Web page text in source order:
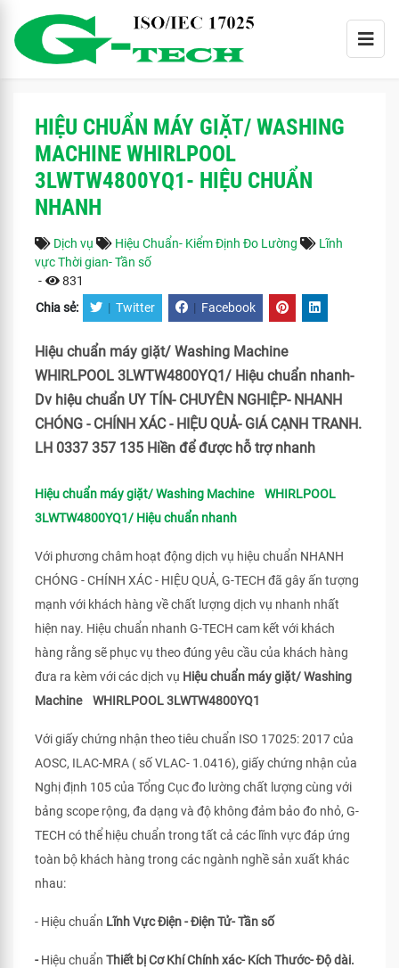
HIỆU CHUẨN MÁY GIẶT/ WASHING
MACHINE WHIRLPOOL
3LWTW4800YQ1- HIỆU CHUẨN
NHANH
Dịch vụ Hiệu Chuẩn- Kiểm Định Đo Lường
Lĩnh
vực Thời gian- Tần số
-
831
Chia sẻ: | Twitter | Facebook
Hiệu chuẩn máy giặt/ Washing Machine
WHIRLPOOL 3LWTW4800YQ1/ Hiệu chuẩn nhanh-
Dv hiệu chuẩn UY TÍN- CHUYÊN NGHIỆP- NHANH
CHÓNG - CHÍNH XÁC - HIỆU QUẢ- GIÁ CẠNH TRANH.
LH 0337 357 135 Hiền để được hỗ trợ nhanh
Hiệu chuẩn máy giặt/ Washing Machine WHIRLPOOL
3LWTW4800YQ1/ Hiệu chuẩn nhanh
Với phương châm hoạt động dịch vụ hiệu chuẩn NHANH
CHÓNG - CHÍNH XÁC - HIỆU QUẢ, G-TECH đã gây ấn tượng
mạnh với khách hàng về chất lượng dịch vụ nhanh nhất
hiện nay. Hiệu chuẩn nhanh G-TECH cam kết với khách
hàng rằng sẽ phục vụ theo đúng yêu cầu của khách hàng
đưa ra kèm với các dịch vụ Hiệu chuẩn máy giặt/ Washing
Machine WHIRLPOOL 3LWTW4800YQ1
Với giấy chứng nhận theo tiêu chuẩn ISO 17025: 2017 của
AOSC, ILAC-MRA ( số VLAC- 1.0416), giấy chứng nhận của
Nghị định 105 của Tổng Cục đo lường chất lượng cùng với
bảng scope rộng, đa dạng và độ không đảm bảo đo nhỏ, G-
TECH có thể hiệu chuẩn trong tất cả các lĩnh vực đáp ứng
toàn bộ khách hàng trong các ngành nghề sản xuất khác
nhau:
- Hiệu chuẩn Lĩnh Vực Điện - Điện Tử- Tần số
-Hiệu chuẩn Thiết bị Cơ Khí Chính xác- Kích Thước- Độ dài.